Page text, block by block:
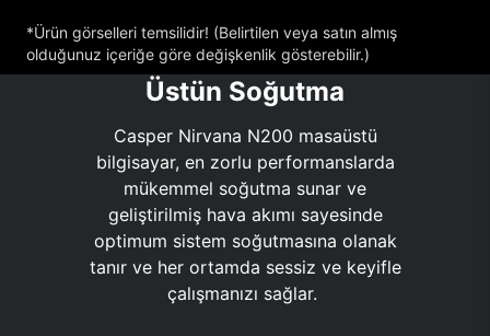
*Ürün görselleri temsilidir! (Belirtilen veya satın almış
olduğunuz içeriğe göre değişkenlik gösterebilir.)
Üstün Soğutma
Casper Nirvana N200 masaüstü
bilgisayar, en zorlu performanslarda
mükemmel soğutma sunar ve
geliştirilmiş hava akımı sayesinde
optimum sistem soğutmasına olanak
tanır ve her ortamda sessiz ve keyifle
çalışmanızı sağlar.